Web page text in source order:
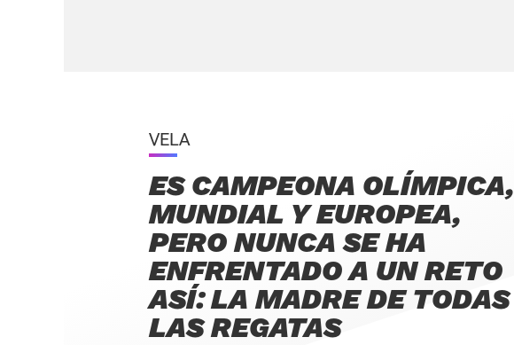
VELA
ES CAMPEONA OLÍMPICA,
MUNDIAL Y EUROPEA,
PERO NUNCA SE HA
ENFRENTADO A UN RETO
ASÍ: LA MADRE DE TODAS
LAS REGATAS